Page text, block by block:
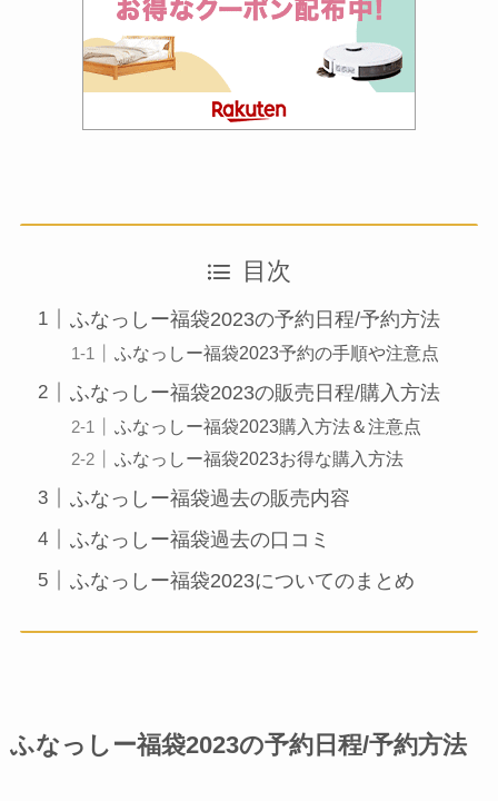
目次
ふなっしー福袋2023の予約日程/予約方法
ふなっしー福袋2023予約の手順や注意点
ふなっしー福袋2023の販売日程/購入方法
ふなっしー福袋2023購入方法＆注意点
ふなっしー福袋2023お得な購入方法
ふなっしー福袋過去の販売内容
ふなっしー福袋過去の口コミ
ふなっしー福袋2023についてのまとめ
ふなっしー福袋2023の予約日程/予約方法